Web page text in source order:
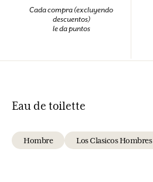
Cada compra (excluyendo
descuentos)
le da puntos
Eau de toilette
Hombre Los Clasicos Hombres